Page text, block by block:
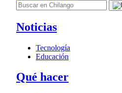
Noticias
Tecnología
Educación
Qué hacer